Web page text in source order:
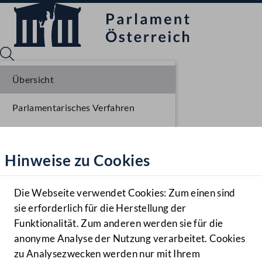
Hilfe
Benutzer
Navigationsmenü öffnen
MENÜ
Hinweise zu Cookies
Die Webseite verwendet Cookies: Zum einen sind
sie erforderlich für die Herstellung der
Funktionalität. Zum anderen werden sie für die
anonyme Analyse der Nutzung verarbeitet. Cookies
zu Analysezwecken werden nur mit Ihrem
Übersicht
Parlamentarisches Verfahren
Liste der Rednerinnen und Redner
Stenographisches Protokoll
Sitzungsdokumente